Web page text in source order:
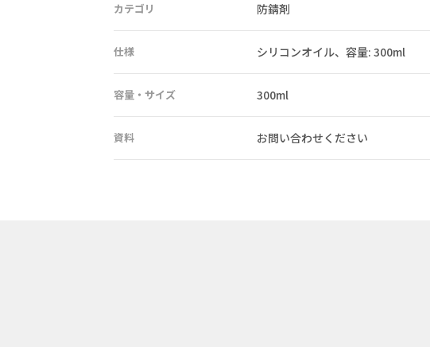
カテゴリ 防錆剤
仕様 シリコンオイル、容量: 300ml
容量・サイズ 300ml
資料 お問い合わせください